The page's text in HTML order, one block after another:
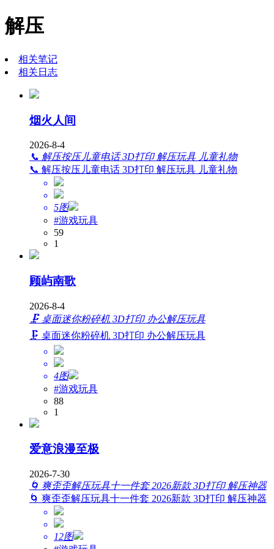
解压
相关笔记
相关日志
烟火人间
2026-8-4
📞 解压按压儿童电话 3D打印 解压玩具 儿童礼物
📞 解压按压儿童电话 3D打印 解压玩具 儿童礼物
5图
#游戏玩具
59
1
顾屿南歌
2026-8-4
🗜️ 桌面迷你粉碎机 3D打印 办公解压玩具
🗜️ 桌面迷你粉碎机 3D打印 办公解压玩具
4图
#游戏玩具
88
1
爱意浪漫至极
2026-7-30
🌀 爽歪歪解压玩具十一件套 2026新款 3D打印 解压神器
🌀 爽歪歪解压玩具十一件套 2026新款 3D打印 解压神器
12图